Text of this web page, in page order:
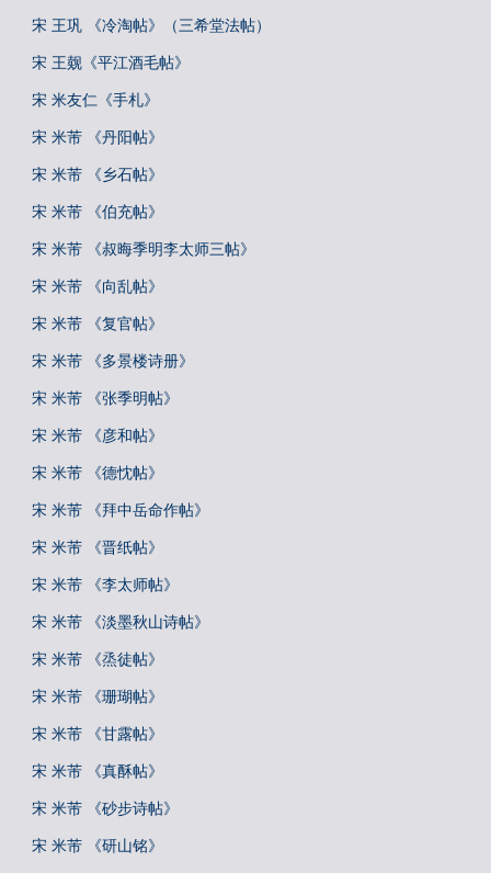
宋 王巩 《冷淘帖》（三希堂法帖）
宋 王觌《平江酒毛帖》
宋 米友仁《手札》
宋 米芾 《丹阳帖》
宋 米芾 《乡石帖》
宋 米芾 《伯充帖》
宋 米芾 《叔晦季明李太师三帖》
宋 米芾 《向乱帖》
宋 米芾 《复官帖》
宋 米芾 《多景楼诗册》
宋 米芾 《张季明帖》
宋 米芾 《彦和帖》
宋 米芾 《德忱帖》
宋 米芾 《拜中岳命作帖》
宋 米芾 《晋纸帖》
宋 米芾 《李太师帖》
宋 米芾 《淡墨秋山诗帖》
宋 米芾 《烝徒帖》
宋 米芾 《珊瑚帖》
宋 米芾 《甘露帖》
宋 米芾 《真酥帖》
宋 米芾 《砂步诗帖》
宋 米芾 《研山铭》